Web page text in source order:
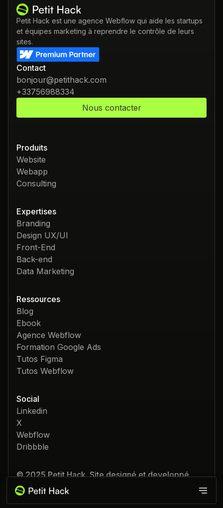
Produits
Petit Hack est une agence Webflow qui aide les startups
et équipes marketing à reprendre le contrôle de leurs
sites.
Contact
bonjour@petithack.com
+33756988334
Nous contacter
Produits
Website
Webapp
Consulting
Expertises
Branding
Design UX/UI
Front-End
Back-end
Data Marketing
Ressources
Blog
Ebook
Agence Webflow
Formation Google Ads
Tutos Figma
Tutos Webflow
Social
Linkedin
X
Webflow
Dribbble
© 2025 Petit Hack. Site designé et developpé
avec Webflow, Wized & 💚